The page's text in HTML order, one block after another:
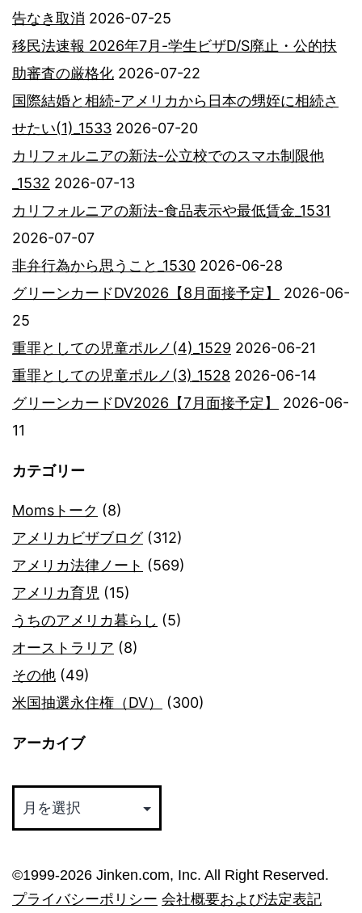
告なき取消 2026-07-25
移民法速報 2026年7月-学生ビザD/S廃止・公的扶
助審査の厳格化 2026-07-22
国際結婚と相続-アメリカから日本の甥姪に相続さ
せたい(1)_1533 2026-07-20
カリフォルニアの新法-公立校でのスマホ制限他
_1532 2026-07-13
カリフォルニアの新法-食品表示や最低賃金_1531
2026-07-07
非弁行為から思うこと_1530 2026-06-28
グリーンカードDV2026【8月面接予定】
2026-06-
25
重罪としての児童ポルノ(4)_1529 2026-06-21
重罪としての児童ポルノ(3)_1528 2026-06-14
グリーンカードDV2026【7月面接予定】
2026-06-
11
カテゴリー
Momsトーク (8)
アメリカビザブログ(312)
アメリカ法律ノート (569)
アメリカ育児 (15)
うちのアメリカ暮らし (5)
オーストラリア (8)
その他 (49)
米国抽選永住権（DV）
(300)
アーカイブ
カ
ブ
©︎1999-2026 Jinken.com, Inc. All Right Reserved.
プライバシーポリシー 会社概要および法定表記